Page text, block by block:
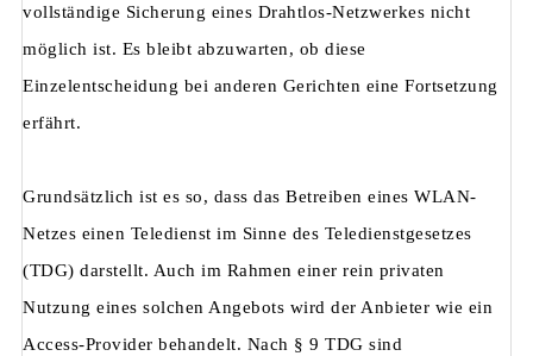
vollständige Sicherung eines Drahtlos-Netzwerkes nicht
möglich ist. Es bleibt abzuwarten, ob diese
Einzelentscheidung bei anderen Gerichten eine Fortsetzung
erfährt.
Grundsätzlich ist es so, dass das Betreiben eines WLAN-
Netzes einen Teledienst im Sinne des Teledienstgesetzes
(TDG) darstellt. Auch im Rahmen einer rein privaten
Nutzung eines solchen Angebots wird der Anbieter wie ein
Access-Provider behandelt. Nach § 9 TDG sind